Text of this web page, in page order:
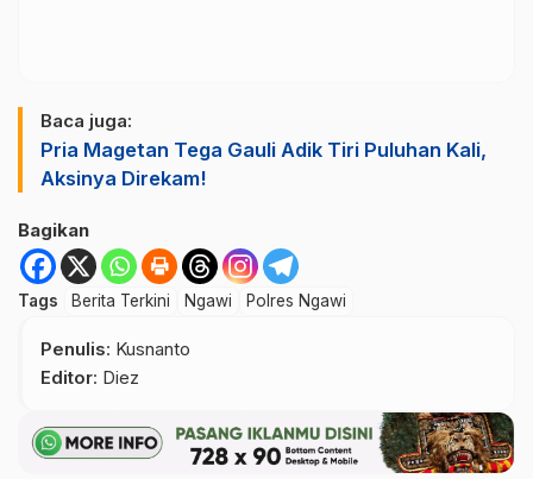
Baca juga:
Pria Magetan Tega Gauli Adik Tiri Puluhan Kali,
Aksinya Direkam!
Bagikan
Tags Berita Terkini Ngawi Polres Ngawi
Penulis: Kusnanto
Editor: Diez